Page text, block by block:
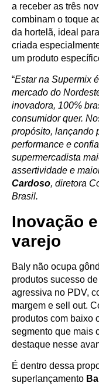
a receber as três
combinam o toque
da hortelã, ideal
criada
um produto
“Estar na Supermix
mercado do
inovadora, 100%
consumidor quer.
propósito, lançando
performance e
supermercadista
assertividade e
Cardoso, diretora
Brasil.
Inovação
varejo
Baly não ocupa
produtos sucesso
agressiva no PDV,
margem e sell out.
produtos com baixo
segmento que mais
destaque nesse
É dentro dessa
superlançamento